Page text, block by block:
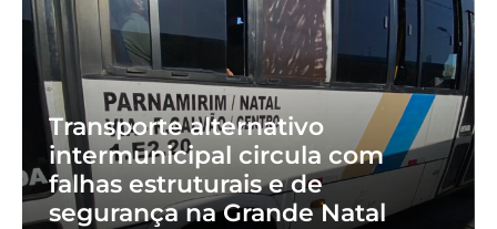
Transporte alternativo
intermunicipal circula com
falhas estruturais e de
segurança na Grande Natal